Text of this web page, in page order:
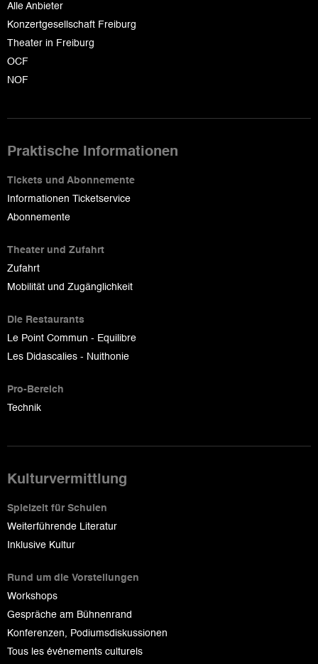
Alle Anbieter
Konzertgesellschaft Freiburg
Theater in Freiburg
OCF
NOF
Praktische Informationen
Tickets und Abonnemente
Informationen Ticketservice
Abonnemente
Theater und Zufahrt
Zufahrt
Mobilität und Zugänglichkeit
Die Restaurants
Le Point Commun - Equilibre
Les Didascalies - Nuithonie
Pro-Bereich
Technik
Kulturvermittlung
Spielzeit für Schulen
Weiterführende Literatur
Inklusive Kultur
Rund um die Vorstellungen
Workshops
Gespräche am Bühnenrand
Konferenzen, Podiumsdiskussionen
Tous les événements culturels